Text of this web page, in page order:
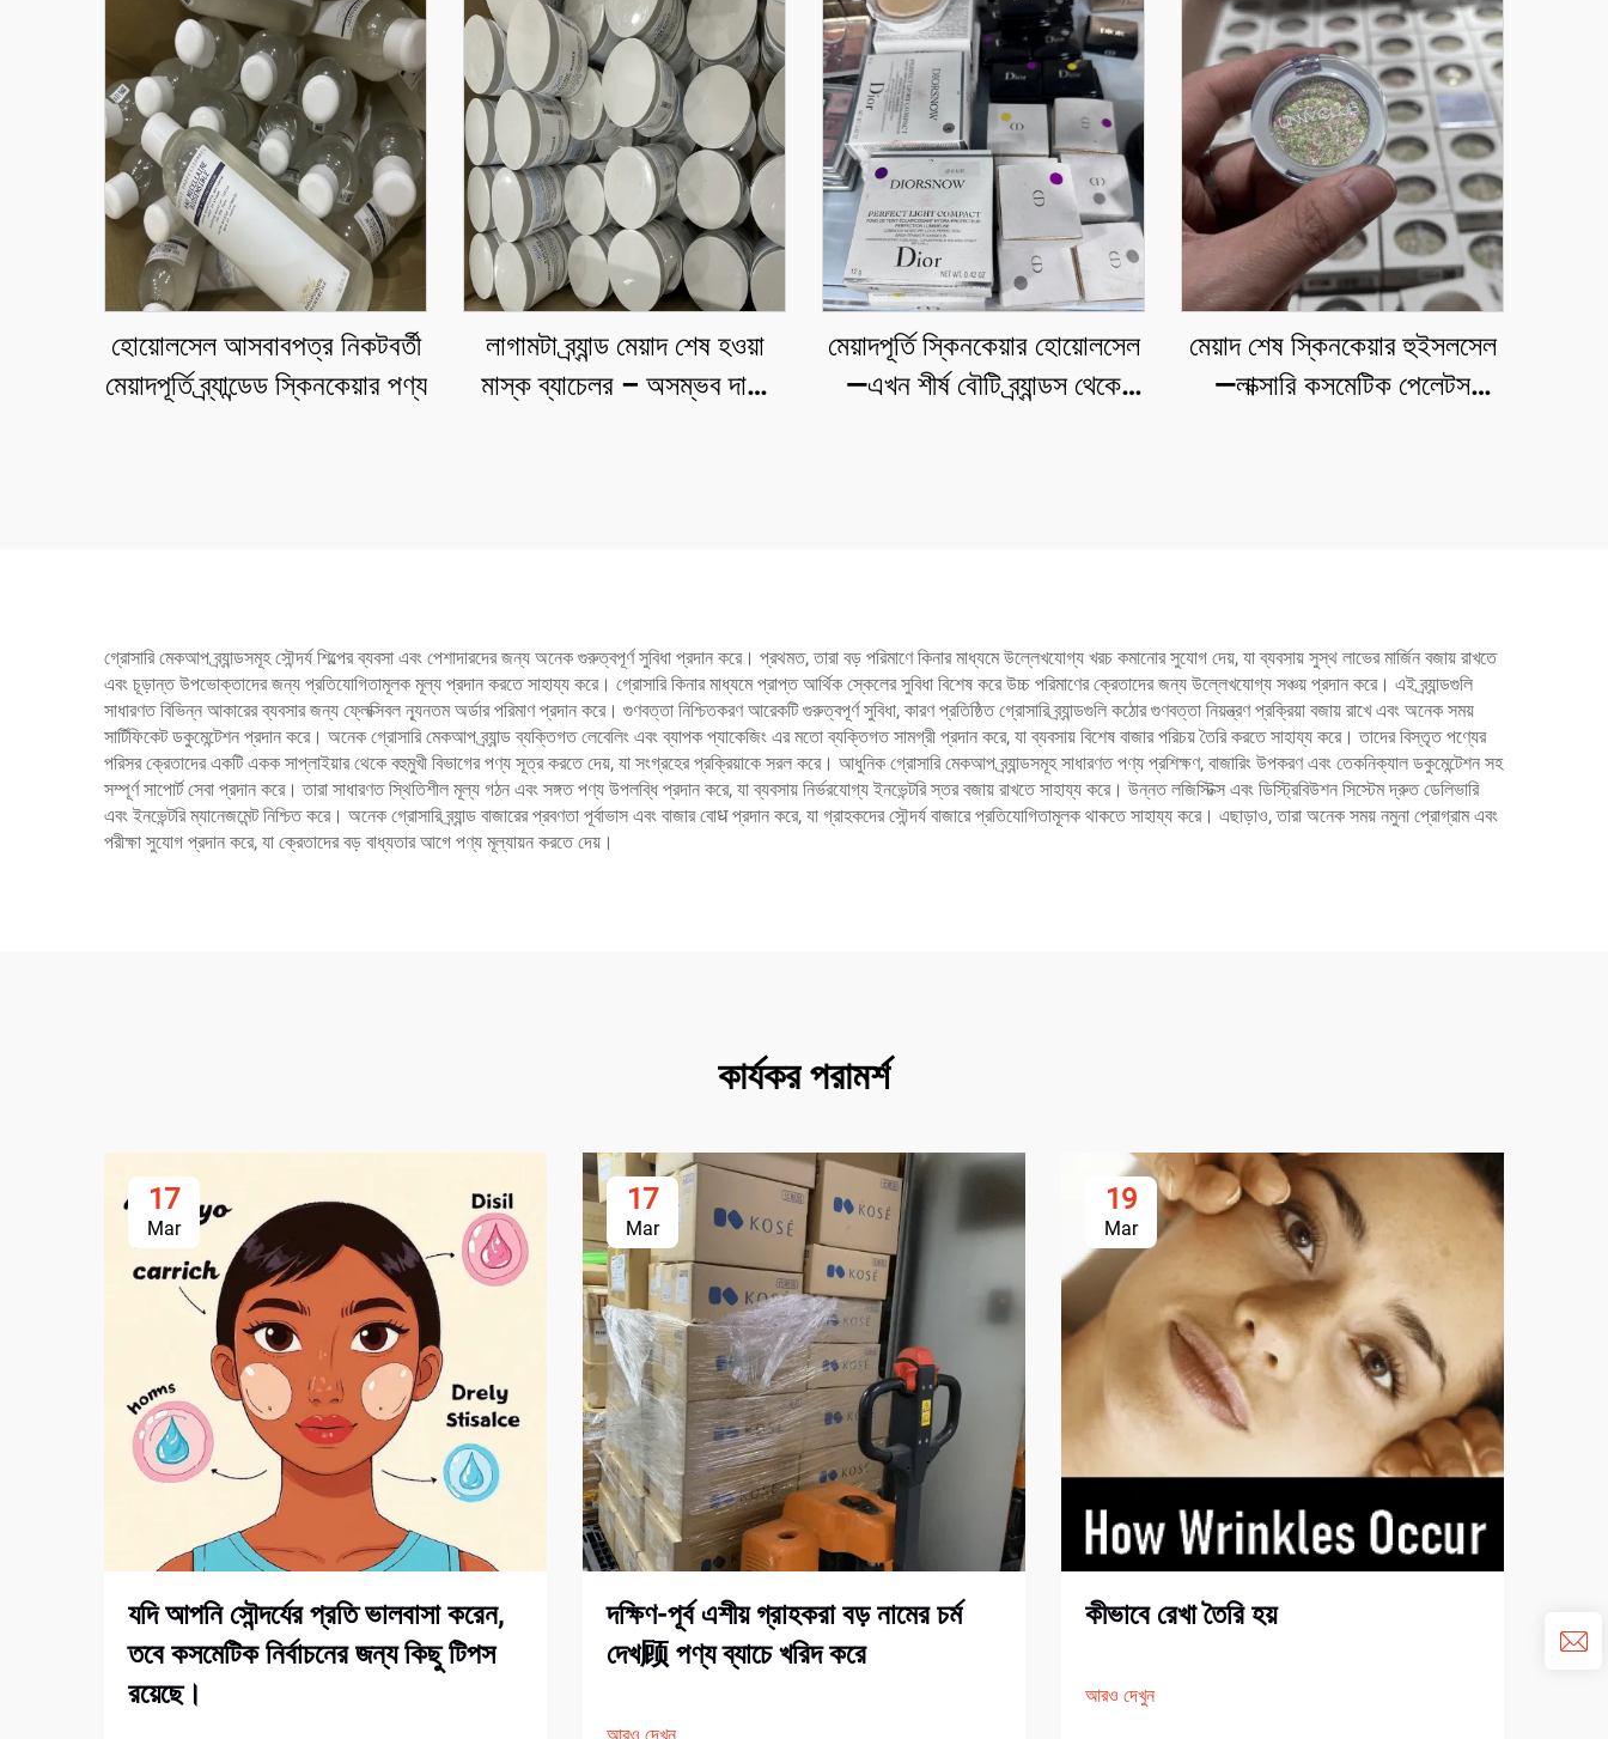
হোয়োলসেল আসবাবপত্র নিকটবর্তী
মেয়াদপূর্তি ব্র্যান্ডেড স্কিনকেয়ার পণ্য
লাগামটা ব্র্যান্ড মেয়াদ শেষ হওয়া
মাস্ক ব্যাচেলর – অসম্ভব দামে
মেয়াদপূর্তি স্কিনকেয়ার হোয়োলসেল
—এখন শীর্ষ বৌটি ব্র্যান্ডস থেকে
মেয়াদ শেষ স্কিনকেয়ার হুইসলসেল
—লাক্সারি কসমেটিক পেলেটস
গ্রোসারি মেকআপ ব্র্যান্ডসমূহ সৌন্দর্য শিল্পের ব্যবসা এবং পেশাদারদের জন্য অনেক গুরুত্বপূর্ণ সুবিধা প্রদান করে। প্রথমত, তারা বড় পরিমাণে কিনার মাধ্যমে উল্লেখযোগ্য খরচ কমানোর সুযোগ দেয়, যা ব্যবসায় সুস্থ লাভের মার্জিন বজায় রাখতে
এবং চূড়ান্ত উপভোক্তাদের জন্য প্রতিযোগিতামূলক মূল্য প্রদান করতে সাহায্য করে। গ্রোসারি কিনার মাধ্যমে প্রাপ্ত আর্থিক স্কেলের সুবিধা বিশেষ করে উচ্চ পরিমাণের ক্রেতাদের জন্য উল্লেখযোগ্য সঞ্চয় প্রদান করে। এই ব্র্যান্ডগুলি
সাধারণত বিভিন্ন আকারের ব্যবসার জন্য ফ্লেক্সিবল ন্যূনতম অর্ডার পরিমাণ প্রদান করে। গুণবত্তা নিশ্চিতকরণ আরেকটি গুরুত্বপূর্ণ সুবিধা, কারণ প্রতিষ্ঠিত গ্রোসারি ব্র্যান্ডগুলি কঠোর গুণবত্তা নিয়ন্ত্রণ প্রক্রিয়া বজায় রাখে এবং অনেক সময়
সার্টিফিকেট ডকুমেন্টেশন প্রদান করে। অনেক গ্রোসারি মেকআপ ব্র্যান্ড ব্যক্তিগত লেবেলিং এবং ব্যাপক প্যাকেজিং এর মতো ব্যক্তিগত সামগ্রী প্রদান করে, যা ব্যবসায় বিশেষ বাজার পরিচয় তৈরি করতে সাহায্য করে। তাদের বিস্তৃত পণ্যের
পরিসর ক্রেতাদের একটি একক সাপ্লাইয়ার থেকে বহুমুখী বিভাগের পণ্য সূত্র করতে দেয়, যা সংগ্রহের প্রক্রিয়াকে সরল করে। আধুনিক গ্রোসারি মেকআপ ব্র্যান্ডসমূহ সাধারণত পণ্য প্রশিক্ষণ, বাজারিং উপকরণ এবং তেকনিক্যাল ডকুমেন্টেশন সহ
সম্পূর্ণ সাপোর্ট সেবা প্রদান করে। তারা সাধারণত স্থিতিশীল মূল্য গঠন এবং সঙ্গত পণ্য উপলব্ধি প্রদান করে, যা ব্যবসায় নির্ভরযোগ্য ইনভেন্টরি স্তর বজায় রাখতে সাহায্য করে। উন্নত লজিস্টিক্স এবং ডিস্ট্রিবিউশন সিস্টেম দ্রুত ডেলিভারি
এবং ইনভেন্টরি ম্যানেজমেন্ট নিশ্চিত করে। অনেক গ্রোসারি ব্র্যান্ড বাজারের প্রবণতা পূর্বাভাস এবং বাজার বোध প্রদান করে, যা গ্রাহকদের সৌন্দর্য বাজারে প্রতিযোগিতামূলক থাকতে সাহায্য করে। এছাড়াও, তারা অনেক সময় নমুনা প্রোগ্রাম এবং
পরীক্ষা সুযোগ প্রদান করে, যা ক্রেতাদের বড় বাধ্যতার আগে পণ্য মূল্যায়ন করতে দেয়।
কার্যকর পরামর্শ
17
Mar
যদি আপনি সৌন্দর্যের প্রতি ভালবাসা করেন,
তবে কসমেটিক নির্বাচনের জন্য কিছু টিপস
রয়েছে।
17
Mar
দক্ষিণ-পূর্ব এশীয় গ্রাহকরা বড় নামের চর্ম
দেখ顾 পণ্য ব্যাচে খরিদ করে
19
Mar
কীভাবে রেখা তৈরি হয়
আরও দেখুন